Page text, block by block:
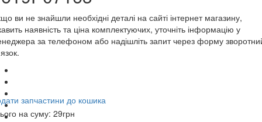
ви не знайшли необхідні деталі на сайті інтернет магазину,
наявність та ціна комплектуючих, уточніть інформацію у
за телефоном або надішліть запит через форму
запчастини до кошика
на суму: 29грн